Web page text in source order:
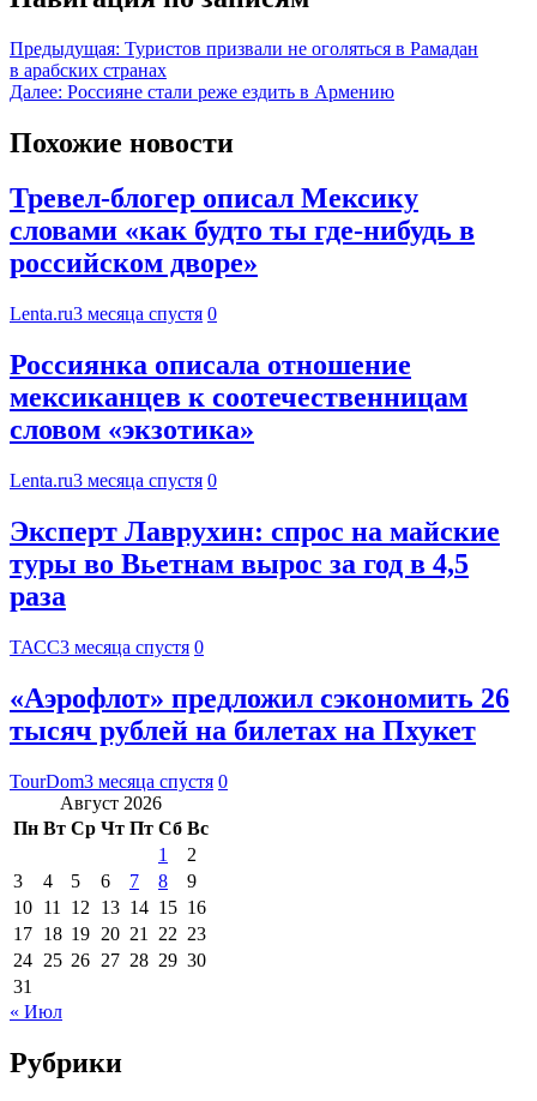
Предыдущая: Туристов призвали не оголяться в Рамадан
в арабских странах
Далее: Россияне стали реже ездить в Армению
Похожие новости
Тревел-блогер описал Мексику
словами «как будто ты где-нибудь в
российском дворе»
Lenta.ru3 месяца спустя 0
Россиянка описала отношение
мексиканцев к соотечественницам
словом «экзотика»
Lenta.ru3 месяца спустя 0
Эксперт Лаврухин: спрос на майские
туры во Вьетнам вырос за год в 4,5
раза
ТАСС3 месяца спустя 0
«Аэрофлот» предложил сэкономить 26
тысяч рублей на билетах на Пхукет
TourDom3 месяца спустя 0
Август 2026
Пн Вт Ср Чт Пт Сб Вс
1
2
3
4 5 6 7 8
9
10 11 12 13 14 15 16
17 18 19 20 21 22 23
24 25 26 27 28 29 30
31
« Июл
Рубрики